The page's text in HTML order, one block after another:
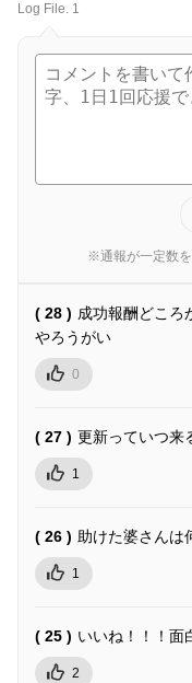
Log File. 1
※通報が一定数
( 28 ) 成功報酬どころ
やろうがい
0
( 27 ) 更新っていつ来
1
( 26 ) 助けた婆さんは
1
( 25 ) いいね！！！面
2